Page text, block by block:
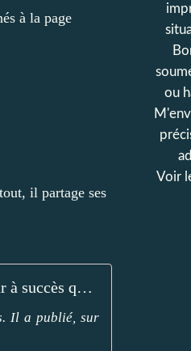
à la page
il partage ses
Connaissez-vous Papou Poustache, le blogueur à succès qui raconte son Auvergne ?
Il a publié, sur
ou
Voir